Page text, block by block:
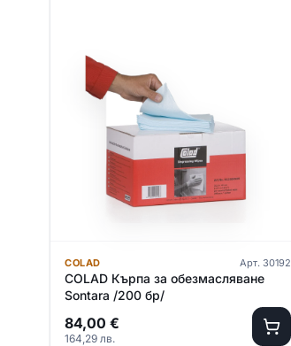
COLAD Арт. 30192
COLAD Кърпа за обезмасляване
Sontara /200 бр/
84,00 €
164,29 лв.